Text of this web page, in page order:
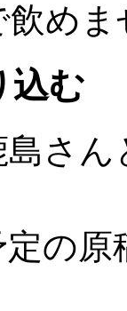
飲め
込む
さ
定の